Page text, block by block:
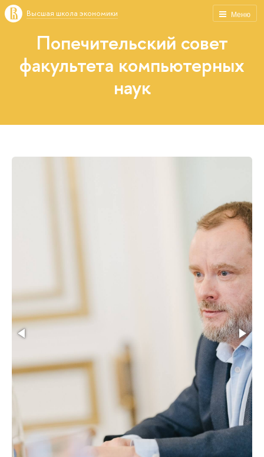
Меню
Высшая школа экономики
Попечительский совет
факультета компьютерных
наук